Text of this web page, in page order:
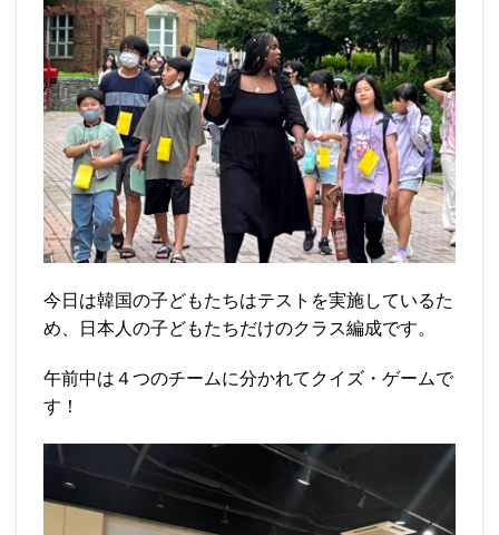
今日は韓国の子どもたちはテストを実施しているた
め、日本人の子どもたちだけのクラス編成です。
午前中は４つのチームに分かれてクイズ・ゲームで
す！